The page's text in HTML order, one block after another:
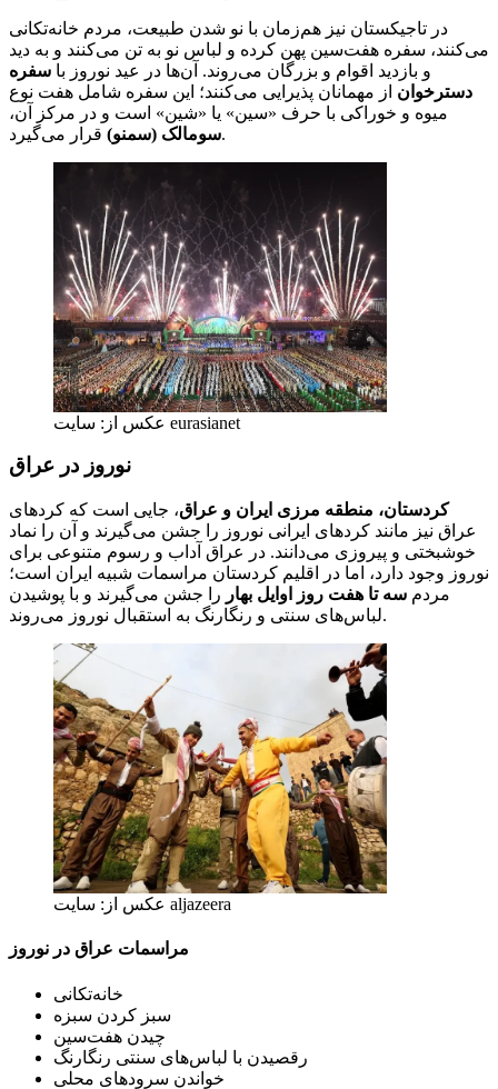
در تاجیکستان نیز هم‌زمان با نو شدن طبیعت، مردم خانه‌تکانی
می‌کنند، سفره هفت‌سین پهن کرده و لباس نو به تن می‌کنند و به دید
و بازدید اقوام و بزرگان می‌روند. آن‌ها در عید نوروز با سفره
دسترخوان از مهمانان پذیرایی می‌کنند؛ این سفره شامل هفت نوع
میوه و خوراکی با حرف «سین» یا «شین» است و در مرکز آن،
سومالک (سمنو)قرار می‌گیرد.
عکس از: سایت eurasianet
نوروز در عراق
کردستان، منطقه مرزی ایران و عراق، جایی است که کردهای
عراق نیز مانند کردهای ایرانی نوروز را جشن می‌گیرند و آن را نماد
خوشبختی و پیروزی می‌دانند. در عراق آداب و رسوم متنوعی برای
نوروز وجود دارد، اما در اقلیم کردستان مراسمات شبیه ایران است؛
مردم سه تا هفت روز اوایل بهار را جشن می‌گیرند و با پوشیدن
لباس‌های سنتی و رنگارنگ به استقبال نوروز می‌روند.
عکس از: سایت aljazeera
مراسمات عراق در نوروز
خانه‌تکانی
سبز کردن سبزه
چیدن هفت‌سین
رقصیدن با لباس‌های سنتی رنگارنگ
خواندن سرودهای محلی